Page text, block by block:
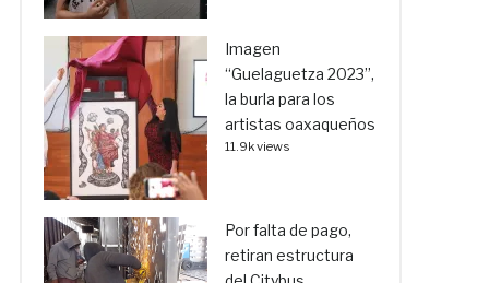
Imagen
“Guelaguetza 2023”,
la burla para los
artistas oaxaqueños
11.9k views
Por falta de pago,
retiran estructura